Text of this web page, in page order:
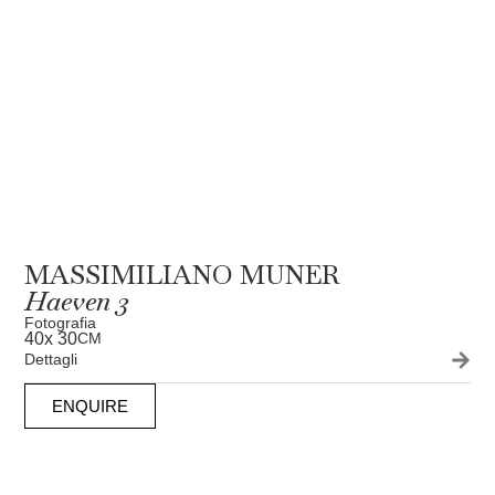
MASSIMILIANO MUNER
Haeven 3
Fotografia
40x 30CM
Dettagli
ENQUIRE